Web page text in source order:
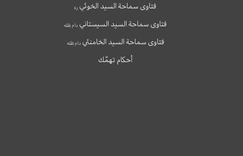
فتاوى سماحة السيد الخوئي ره
فتاوى سماحة السيد السيستاني دام ظله
فتاوى سماحة السيد الخامنئيدام ظله
أحكام تهمّك